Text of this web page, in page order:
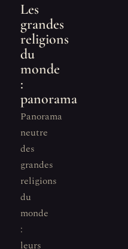
Les
grandes
religions
du
monde
:
panorama
Panorama
neutre
des
grandes
religions
du
monde
:
leurs